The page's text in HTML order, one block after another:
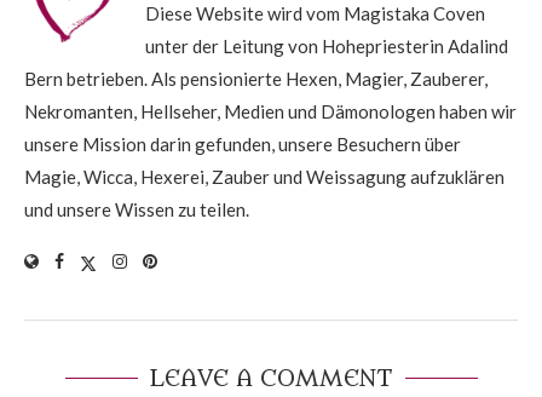
Diese Website wird vom Magistaka Coven
unter der Leitung von Hohepriesterin Adalind
Bern betrieben. Als pensionierte Hexen, Magier, Zauberer,
Nekromanten, Hellseher, Medien und Dämonologen haben wir
unsere Mission darin gefunden, unsere Besuchern über
Magie, Wicca, Hexerei, Zauber und Weissagung aufzuklären
und unsere Wissen zu teilen.
LEAVE A COMMENT